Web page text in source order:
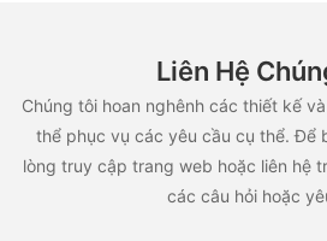
Liên Hệ
Chúng tôi hoan nghênh các thiết kế
thể phục vụ các yêu cầu cụ thể. Để
lòng truy cập trang web hoặc liên hệ
các câu hỏi hoặc